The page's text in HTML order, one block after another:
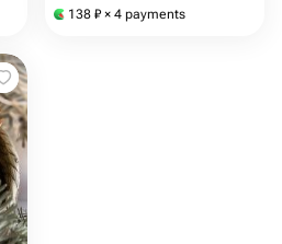
138 ₽ × 4 payments